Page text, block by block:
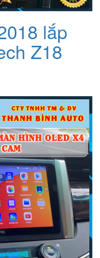
lắp
Z18